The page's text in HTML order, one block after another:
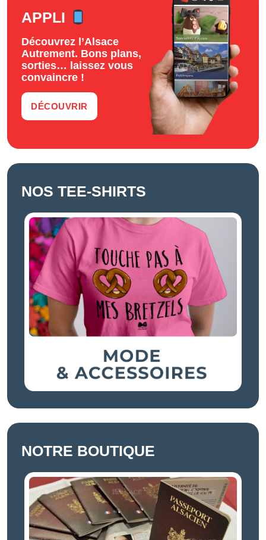
APPLI
Découvrez l’Alsace
Autrement. Bons plans,
sorties… laissez vous
convaincre !
DÉCOUVRIR
NOS TEE-SHIRTS
NOTRE BOUTIQUE